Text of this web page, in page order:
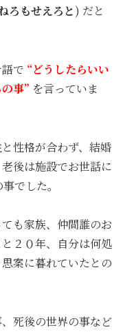
ろもせえろと) だと
で “どうしたらいい
事” を言っていま
性格が合わず、結婚
後は施設でお世話に
でした。
も家族、仲間誰のお
２０年、自分は何処
案に暮れていたとの
死後の世界の事など